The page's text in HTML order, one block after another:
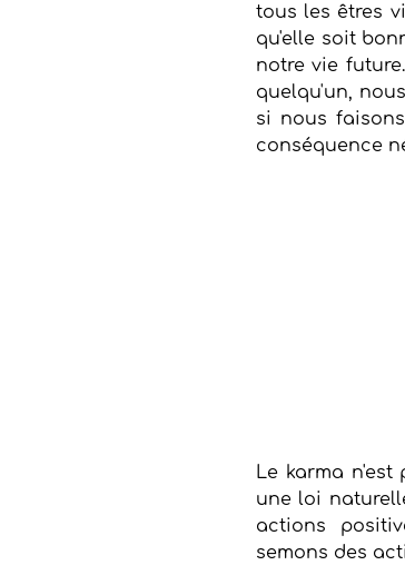
tous les êtres
qu'elle soit
notre vie
quelqu'un,
si nous
conséquence
Le karma
une loi
actions
semons des